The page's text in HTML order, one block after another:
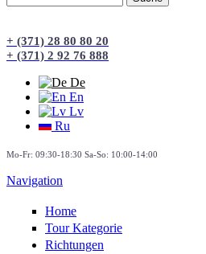
+ (371) 28 80 80 20
+ (371) 2 92 76 888
De
En
Lv
Ru
Mo-Fr: 09:30-18:30 Sa-So: 10:00-14:00
Navigation
Home
Tour Kategorie
Richtungen